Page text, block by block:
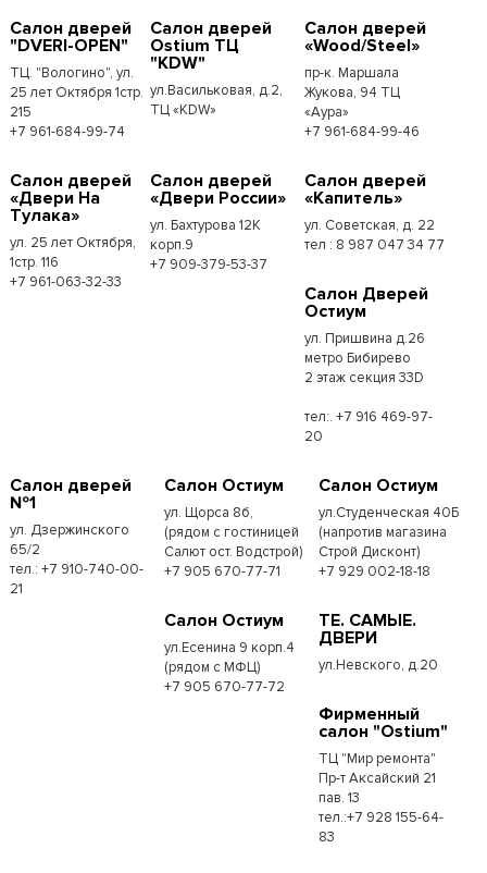
Салон дверей
"DVERI-OPEN"
ТЦ. "Вологино", ул.
25 лет Октября 1стр.
215
+7 961-684-99-74
Салон дверей
Ostium ТЦ
"KDW"
ул.Васильковая, д.2,
ТЦ «KDW»
Салон дверей
«Wood/Steel»
пр-к. Маршала
Жукова, 94 ТЦ
«Аура»
+7 961-684-99-46
Салон дверей
«Двери На
Тулака»
ул. 25 лет Октября,
1стр. 116
+7 961-063-32-33
Салон дверей
«Двери России»
ул. Бахтурова 12К
корп.9
+7 909-379-53-37
Салон дверей
«Капитель»
ул. Советская, д. 22
тел : 8 987 047 34 77
Салон Дверей
Остиум
ул. Пришвина д.26
метро Бибирево
2 этаж секция 33D
тел:. +7 916 469-97-
20
Салон дверей
№1
ул. Дзержинского
65/2
тел.: +7 910-740-00-
21
Салон Остиум
ул. Щорса 8б,
(рядом с гостиницей
Салют ост. Водстрой)
+7 905 670-77-71
Салон Остиум
ул.Студенческая 40Б
(напротив магазина
Строй Дисконт)
+7 929 002-18-18
Салон Остиум
ул.Есенина 9 корп.4
(рядом с МФЦ)
+7 905 670-77-72
ТЕ. САМЫЕ.
ДВЕРИ
ул.Невского, д.20
Фирменный
салон "Ostium"
ТЦ "Мир ремонта"
Пр-т Аксайский 21
пав. 13
тел.:+7 928 155-64-
83